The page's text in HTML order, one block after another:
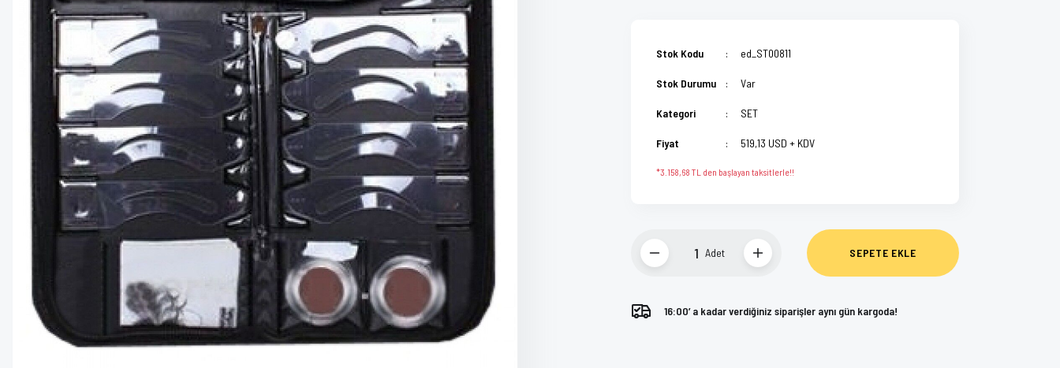
Stok Kodu ed_ST00811
Stok Durumu Var
Kategori SET
Fiyat 519,13 USD + KDV
*3.158,68 TL den başlayan taksitlerle!!
Adet SEPETE EKLE
16:00’ a kadar verdiğiniz siparişler aynı gün kargoda!